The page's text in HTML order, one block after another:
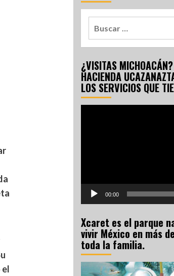
¿VISITAS
HACIENDA
LOS SERVICIOS QUE
00:00
Xcaret es el parque
vivir México en más
toda la familia.